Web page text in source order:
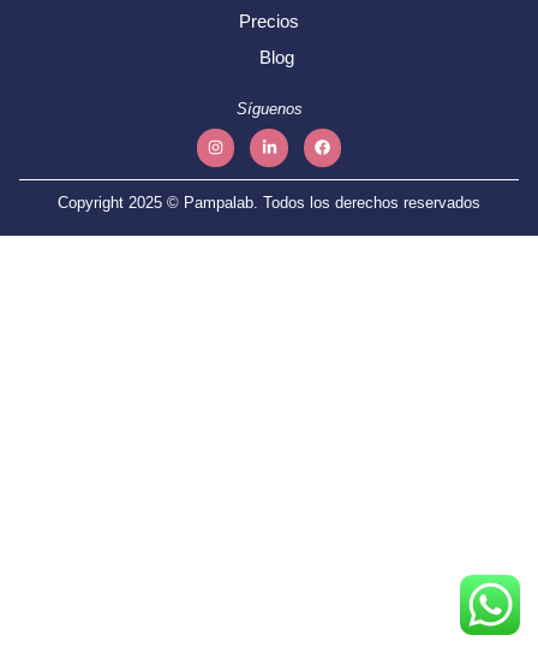
Precios
Blog
Síguenos
Copyright 2025 © Pampalab. Todos los derechos reservados